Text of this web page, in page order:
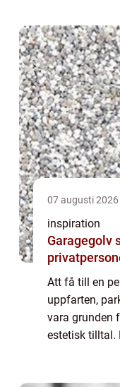
07 augusti 2026
inspiration
Garagegolv skåne
Att få till en
uppfarten,
vara grunden
estetisk tilltal.